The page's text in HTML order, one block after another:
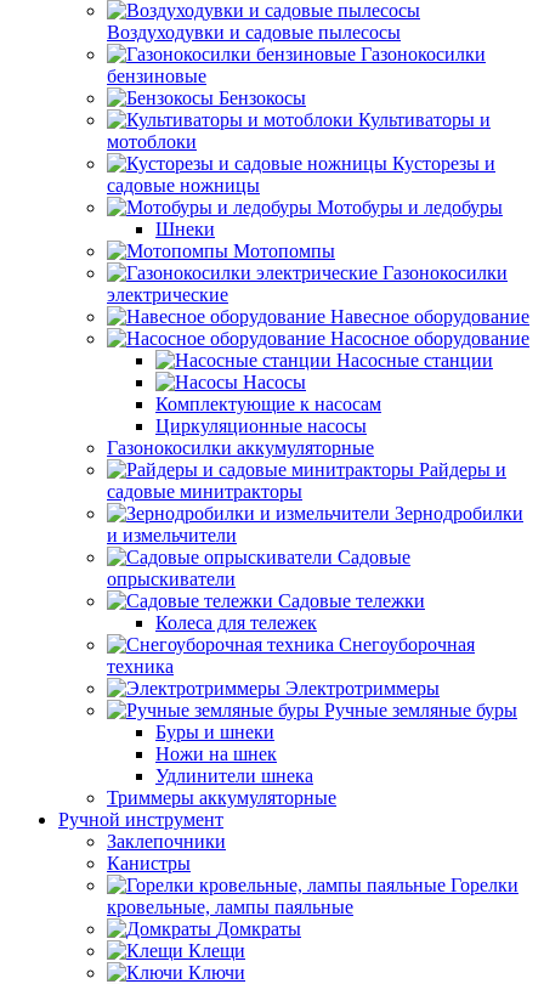
Воздуходувки и садовые пылесосы
Газонокосилки
бензиновые
Бензокосы
Культиваторы и
мотоблоки
Кусторезы и
садовые ножницы
Мотобуры и ледобуры
Шнеки
Мотопомпы
Газонокосилки
электрические
Навесное оборудование
Насосное оборудование
Насосные станции
Насосы
Комплектующие к насосам
Циркуляционные насосы
Газонокосилки аккумуляторные
Райдеры и
садовые минитракторы
Зернодробилки
и измельчители
Садовые
опрыскиватели
Садовые тележки
Колеса для тележек
Снегоуборочная
техника
Электротриммеры
Ручные земляные буры
Буры и шнеки
Ножи на шнек
Удлинители шнека
Триммеры аккумуляторные
Ручной инструмент
Заклепочники
Канистры
Горелки
кровельные, лампы паяльные
Домкраты
Клещи
Ключи